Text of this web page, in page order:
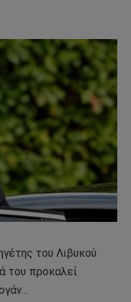
του Λιβυκού
του προκαλεί